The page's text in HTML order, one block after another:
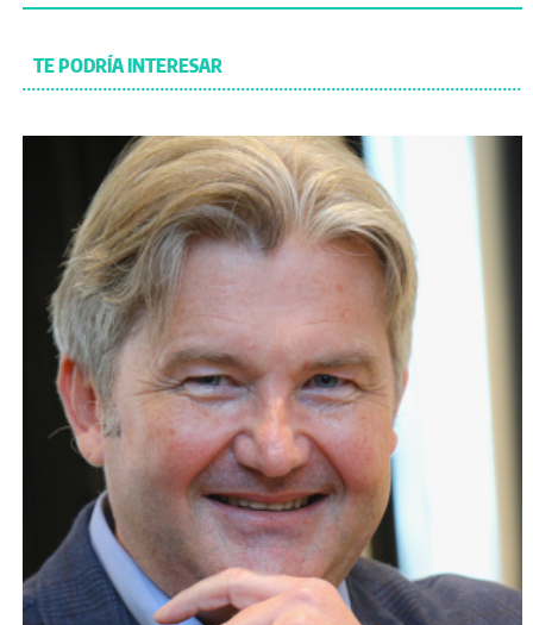
TE PODRÍA INTERESAR